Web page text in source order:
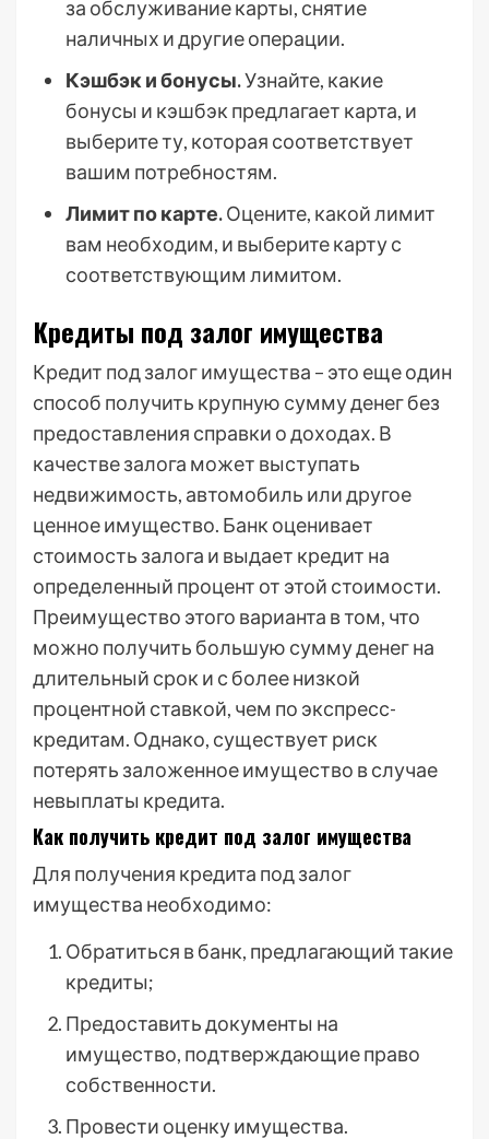
за обслуживание карты, снятие
наличных и другие операции.
Кэшбэк и бонусы.Узнайте, какие
бонусы и кэшбэк предлагает карта, и
выберите ту, которая соответствует
вашим потребностям.
Лимит по карте.Оцените, какой лимит
вам необходим, и выберите карту с
соответствующим лимитом.
Кредиты под залог имущества
Кредит под залог имущества – это еще один
способ получить крупную сумму денег без
предоставления справки о доходах. В
качестве залога может выступать
недвижимость, автомобиль или другое
ценное имущество. Банк оценивает
стоимость залога и выдает кредит на
определенный процент от этой стоимости.
Преимущество этого варианта в том, что
можно получить большую сумму денег на
длительный срок и с более низкой
процентной ставкой, чем по экспресс-
кредитам. Однако, существует риск
потерять заложенное имущество в случае
невыплаты кредита.
Как получить кредит под залог имущества
Для получения кредита под залог
имущества необходимо:
Обратиться в банк, предлагающий такие
кредиты;
Предоставить документы на
имущество, подтверждающие право
собственности.
Провести оценку имущества.